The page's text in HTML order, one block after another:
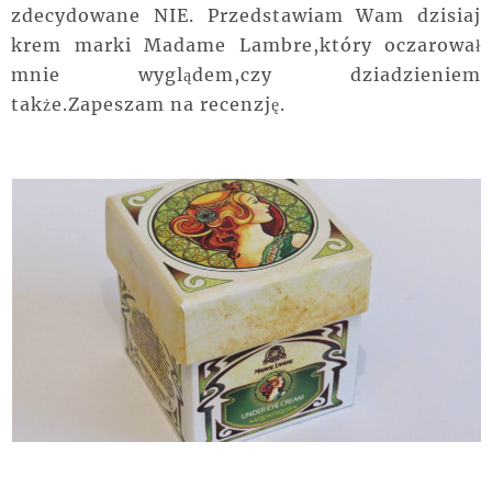
zdecydowane NIE. Przedstawiam Wam dzisiaj
krem marki Madame Lambre,który oczarował
mnie wyglądem,czy dziadzieniem
także.Zapeszam na recenzję.